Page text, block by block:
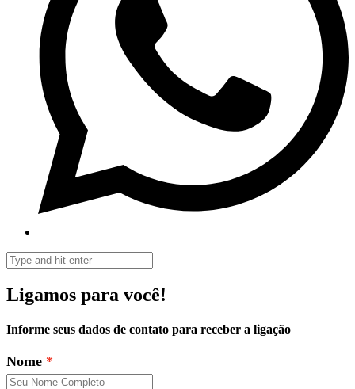
Ligamos para você!
Informe seus dados de contato para receber a ligação
Nome